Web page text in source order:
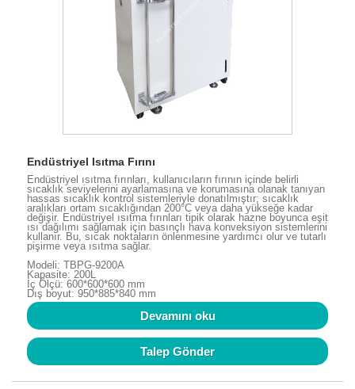
Endüstriyel Isıtma Fırını
Endüstriyel ısıtma fırınları, kullanıcıların fırının içinde belirli
sıcaklık seviyelerini ayarlamasına ve korumasına olanak tanıyan
hassas sıcaklık kontrol sistemleriyle donatılmıştır; sıcaklık
aralıkları ortam sıcaklığından 200°C veya daha yükseğe kadar
değişir. Endüstriyel ısıtma fırınları tipik olarak hazne boyunca eşit
ısı dağılımı sağlamak için basınçlı hava konveksiyon sistemlerini
kullanır. Bu, sıcak noktaların önlenmesine yardımcı olur ve tutarlı
pişirme veya ısıtma sağlar.
Modeli: TBPG-9200A
Kapasite: 200L
İç Ölçü: 600*600*600 mm
Dış boyut: 950*885*840 mm
Devamını oku
Talep Gönder